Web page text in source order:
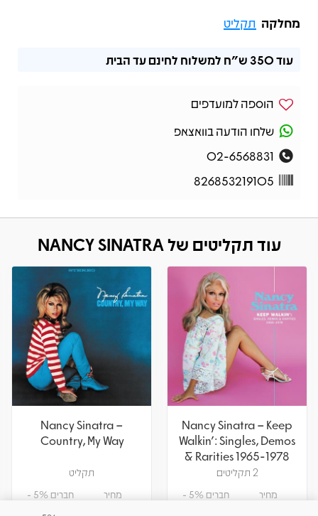
מחלקה תקליט
עוד350 ש"ח למשלוח לחינם עד הבית
הוספה למועדפים
שלחו הודעה בוואצאפ
02-6568831
826853219105
עוד תקליטים של NANCY SINATRA
Nancy Sinatra – Keep
Walkin': Singles, Demos
& Rarities 1965-1978
2 תקליטים
מחיר חברים 5% -
Nancy Sinatra –
Country, My Way
תקליט
מחיר חברים 5% -